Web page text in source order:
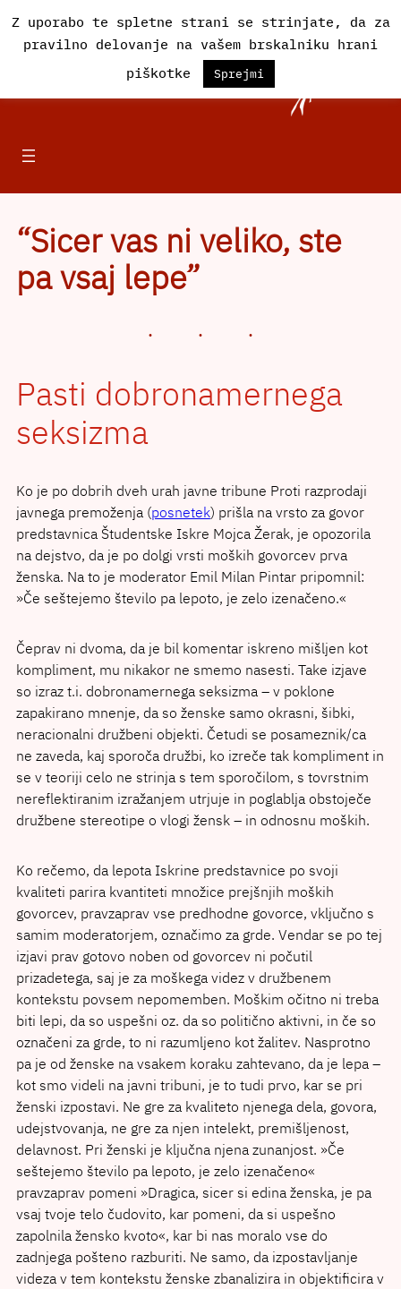
na
vsebino
“Sicer vas ni veliko, ste
pa vsaj lepe”
Pasti dobronamernega
seksizma
Ko je po dobrih dveh urah javne tribune Proti razprodaji
javnega premoženja (posnetek) prišla na vrsto za govor
predstavnica Študentske Iskre Mojca Žerak, je opozorila
na dejstvo, da je po dolgi vrsti moških govorcev prva
ženska. Na to je moderator Emil Milan Pintar pripomnil:
»Če seštejemo število pa lepoto, je zelo izenačeno.«
Čeprav ni dvoma, da je bil komentar iskreno mišljen kot
kompliment, mu nikakor ne smemo nasesti. Take izjave
so izraz t.i. dobronamernega seksizma – v poklone
zapakirano mnenje, da so ženske samo okrasni, šibki,
neracionalni družbeni objekti. Četudi se posameznik/ca
ne zaveda, kaj sporoča družbi, ko izreče tak kompliment in
se v teoriji celo ne strinja s tem sporočilom, s tovrstnim
nereflektiranim izražanjem utrjuje in poglablja obstoječe
družbene stereotipe o vlogi žensk – in odnosnu moških.
Ko rečemo, da lepota Iskrine predstavnice po svoji
kvaliteti parira kvantiteti množice prejšnjih moških
govorcev, pravzaprav vse predhodne govorce, vključno s
samim moderatorjem, označimo za grde. Vendar se po tej
izjavi prav gotovo noben od govorcev ni počutil
prizadetega, saj je za moškega videz v družbenem
kontekstu povsem nepomemben. Moškim očitno ni treba
biti lepi, da so uspešni oz. da so politično aktivni, in če so
označeni za grde, to ni razumljeno kot žalitev. Nasprotno
pa je od ženske na vsakem koraku zahtevano, da je lepa –
kot smo videli na javni tribuni, je to tudi prvo, kar se pri
ženski izpostavi. Ne gre za kvaliteto njenega dela, govora,
udejstvovanja, ne gre za njen intelekt, premišljenost,
delavnost. Pri ženski je ključna njena zunanjost. »Če
seštejemo število pa lepoto, je zelo izenačeno«
pravzaprav pomeni »Dragica, sicer si edina ženska, je pa
vsaj tvoje telo čudovito, kar pomeni, da si uspešno
zapolnila žensko kvoto«, kar bi nas moralo vse do
zadnjega pošteno razburiti. Ne samo, da izpostavljanje
videza v tem kontekstu ženske zbanalizira in objektificira v
Z uporabo te spletne strani se strinjate, da za
pravilno delovanje na vašem brskalniku hrani
piškotke
Sprejmi